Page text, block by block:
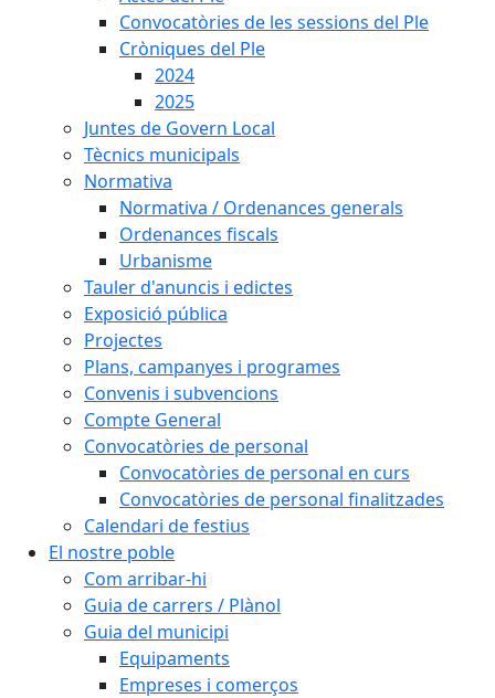
Convocatòries de les sessions del Ple
Cròniques del Ple
2024
2025
Juntes de Govern Local
Tècnics municipals
Normativa
Normativa / Ordenances generals
Ordenances fiscals
Urbanisme
Tauler d'anuncis i edictes
Exposició pública
Projectes
Plans, campanyes i programes
Convenis i subvencions
Compte General
Convocatòries de personal
Convocatòries de personal en curs
Convocatòries de personal finalitzades
Calendari de festius
El nostre poble
Com arribar-hi
Guia de carrers / Plànol
Guia del municipi
Equipaments
Empreses i comerços